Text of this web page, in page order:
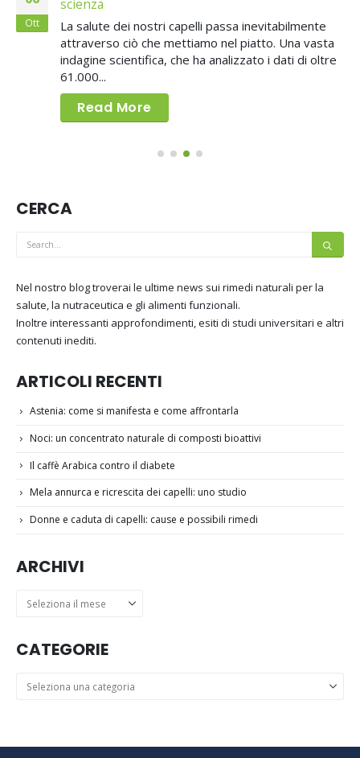
Ott
scienza
La salute dei nostri capelli passa inevitabilmente
attraverso ciò che mettiamo nel piatto. Una vasta
indagine scientifica, che ha analizzato i dati di oltre
61.000...
Read More
CERCA
Nel nostro blog troverai le ultime news sui rimedi naturali per la
salute, la nutraceutica e gli alimenti funzionali.
Inoltre interessanti approfondimenti, esiti di studi universitari e altri
contenuti inediti.
ARTICOLI RECENTI
Astenia: come si manifesta e come affrontarla
Noci: un concentrato naturale di composti bioattivi
Il caffè Arabica contro il diabete
Mela annurca e ricrescita dei capelli: uno studio
Donne e caduta di capelli: cause e possibili rimedi
ARCHIVI
Archivi
CATEGORIE
Categorie